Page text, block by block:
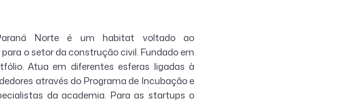
Norte é um habitat voltado ao
o setor da construção civil. Fundado em
Atua em diferentes esferas ligadas à
através do Programa de Incubação e
da academia. Para as startups o